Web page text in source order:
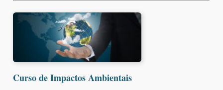
Curso de Impactos Ambientais